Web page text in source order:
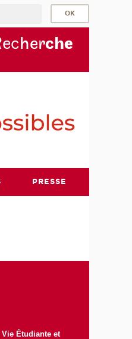
herche
PRESSE
Étudiante et